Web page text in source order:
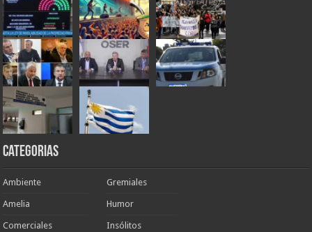
Categorias
Ambiente
Amelia
Comerciales
Gremiales
Humor
Insólitos